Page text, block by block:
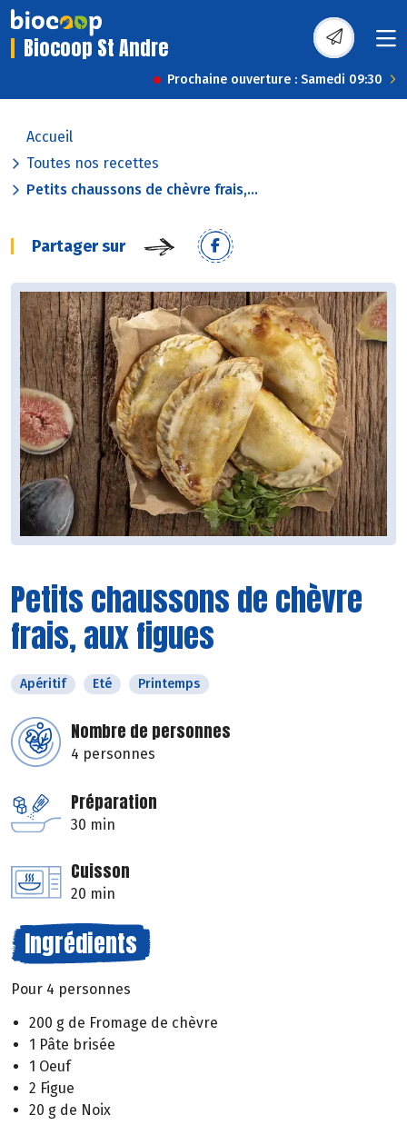
Biocoop St Andre
Prochaine ouverture : Samedi 09:30
Accueil
Toutes nos recettes
Petits chaussons de chèvre frais,...
Partager sur
Petits chaussons de chèvre
frais, aux figues
Apéritif Eté Printemps
Nombre de personnes
4 personnes
Préparation
30 min
Cuisson
20 min
Ingrédients
Pour 4 personnes
200 g de Fromage de chèvre
1 Pâte brisée
1 Oeuf
2 Figue
20 g de Noix